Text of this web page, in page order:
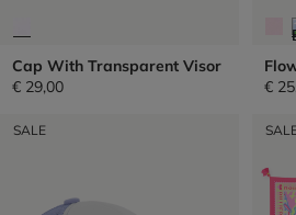
Cap With Transparent Visor
€ 29,00
€
SALE SALE